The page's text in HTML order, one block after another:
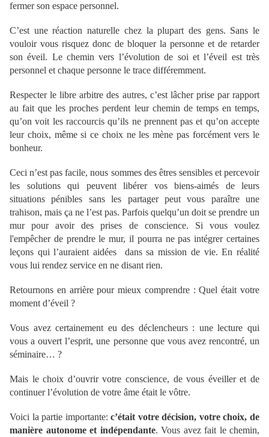
fermer son espace personnel.
C’est une réaction naturelle chez la plupart des gens. Sans le
vouloir vous risquez donc de bloquer la personne et de retarder
son éveil. Le chemin vers l’évolution de soi et l’éveil est très
personnel et chaque personne le trace différemment.
Respecter le libre arbitre des autres, c’est lâcher prise par rapport
au fait que les proches perdent leur chemin de temps en temps,
qu’on voit les raccourcis qu’ils ne prennent pas et qu’on accepte
leur choix, même si ce choix ne les mène pas forcément vers le
bonheur.
Ceci n’est pas facile, nous sommes des êtres sensibles et percevoir
les solutions qui peuvent libérer vos biens-aimés de leurs
situations pénibles sans les partager peut vous paraître une
trahison, mais ça ne l’est pas. Parfois quelqu’un doit se prendre un
mur pour avoir des prises de conscience. Si vous voulez
l'empêcher de prendre le mur, il pourra ne pas intégrer certaines
leçons qui l’auraient aidées dans sa mission de vie. En réalité
vous lui rendez service en ne disant rien.
Retournons en arrière pour mieux comprendre : Quel était votre
moment d’éveil ?
Vous avez certainement eu des déclencheurs : une lecture qui
vous a ouvert l’esprit, une personne que vous avez rencontré, un
séminaire… ?
Mais le choix d’ouvrir votre conscience, de vous éveiller et de
continuer l’évolution de votre âme était le vôtre.
Voici la partie importante:c’était votre décision, votre choix, de
manière autonome et indépendante. Vous avez fait le chemin,